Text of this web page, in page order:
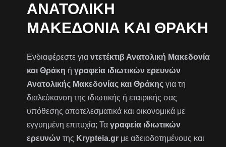
ΑΝΑΤΟΛΙΚΉ
ΜΑΚΕΔΟΝΊΑ ΚΑΙ ΘΡΆΚΗ
Ενδιαφέρεστε γιαντετέκτιβ Ανατολική Μακεδονία
και Θράκη ήγραφεία ιδιωτικών ερευνών
Ανατολικής Μακεδονίας και Θράκης για τη
διαλεύκανση της ιδιωτικής ή εταιρικής σας
υπόθεσης αποτελεσματικά και οικονομικά με
εγγυημένη επιτυχία; Ταγραφεία ιδιωτικών
ερευνών της Krypteia.gr με αδειοδοτημένους και